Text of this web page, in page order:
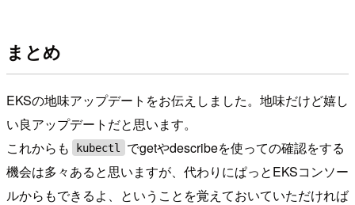
まとめ
EKSの地味アップデートをお伝えしました。地味だけど嬉し
い良アップデートだと思います。
これからも
kubectl
でgetやdescribeを使っての確認をする
機会は多々あると思いますが、代わりにぱっとEKSコンソー
ルからもできるよ、ということを覚えておいていただければ